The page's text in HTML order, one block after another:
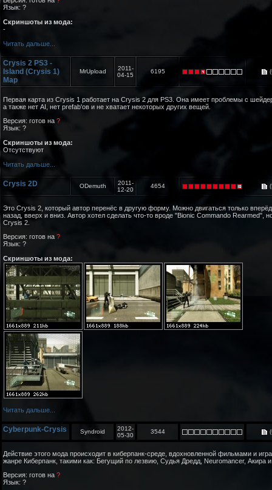
Язык: ?
Скриншоты из мода:
-
Читать дальше...
Crysis 2 PS3 -
Island (Crysis 1)
Map
MrUpload
2011-
04-15
6195
Первая карта из Crysis 1 работает на Crysis 2 для PS3. Она имеет проблемы с
а также нет AI, нет prefab'ов и не хватает некоторых других вещей.
Версия: готов на ?
Язык: ?
Скриншоты из мода:
Отсутствуют
Читать дальше...
Crysis 2D ODemuth
2011-
12-20
4654
Это Crysis 2, который автор перенёс в другую форму. Можно двигаться только
назад, вверх и вниз. Автор хотел сделать что-то вроде "Bionic Commando Rearmed",
Crysis 2.
Версия: готов на ?
Язык: ?
Скриншоты из мода:
Читать дальше...
Cyberpunk-Crysis Syndroid
2012-
05-30
3544
Действие этого мода происходит в киберпанк-среде, вдохновленной фильмами и
жанре Киберпанк, такими как: Бегущий по лезвию, Судья Дредд, Neuromancer, Акира и
Версия: готов на ?
Язык: ?